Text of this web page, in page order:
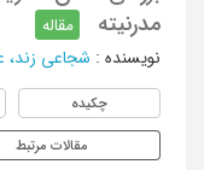
مدرنیته
مقاله
نویسنده : شجاعی زند،
چکیده
مقالات مرتبط